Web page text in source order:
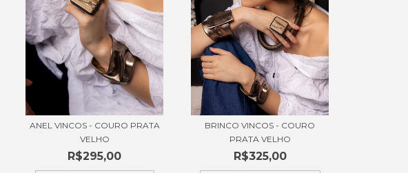
ANEL VINCOS - COURO PRATA
VELHO
R$295,00
BRINCO VINCOS - COURO
PRATA VELHO
R$325,00